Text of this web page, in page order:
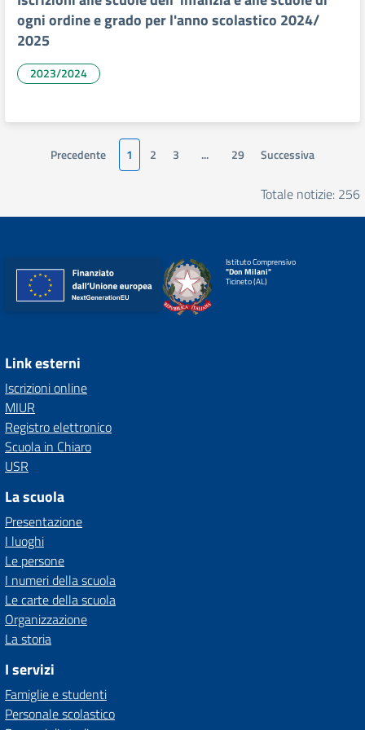
ogni ordine e grado per l'anno scolastico 2024/
2025
2023/2024
Precedente 1 2 3 ... 29 Successiva
Totale notizie: 256
Istituto Comprensivo
"Don Milani"
Ticineto (AL)
Link esterni
Iscrizioni online
MIUR
Registro elettronico
Scuola in Chiaro
USR
La scuola
Presentazione
I luoghi
Le persone
I numeri della scuola
Le carte della scuola
Organizzazione
La storia
I servizi
Famiglie e studenti
Personale scolastico